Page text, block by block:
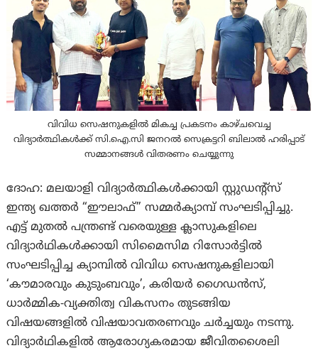
വിവിധ സെഷനുകളിൽ മികച്ച പ്രകടനം കാഴ്ചവെച്ച
വിദ്യാർത്ഥികൾക്ക് സി.ഐ.സി ജനറൽ സെക്രട്ടറി ബിലാൽ ഹരിപ്പാട്
സമ്മാനങ്ങൾ വിതരണം ചെയ്യുന്നു
ദോഹ: മലയാളി വിദ്യാർത്ഥികൾക്കായി സ്റ്റുഡന്റ്സ്
ഇന്ത്യ ഖത്തർ “ഈലാഫ്” സമ്മർക്യാമ്പ് സംഘടിപ്പിച്ചു.
എട്ട് മുതൽ പന്ത്രണ്ട് വരെയുള്ള ക്ലാസുകളിലെ
വിദ്യാർഥികൾക്കായി സിമൈസിമ റിസോർട്ടിൽ
സംഘടിപ്പിച്ച ക്യാമ്പിൽ വിവിധ സെഷനുകളിലായി
‘കൗമാരവും കുടുംബവും’, കരിയർ ഗൈഡൻസ്,
ധാർമ്മിക-വ്യക്തിത്വ വികസനം തുടങ്ങിയ
വിഷയങ്ങളിൽ വിഷയാവതരണവും ചർച്ചയും നടന്നു.
വിദ്യാർഥികളിൽ ആരോഗ്യകരമായ ജീവിതശൈലി